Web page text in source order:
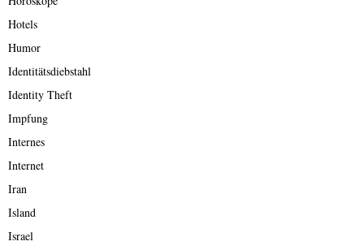
Hotels
Humor
Identitätsdiebstahl
Identity Theft
Impfung
Internes
Internet
Iran
Island
Israel